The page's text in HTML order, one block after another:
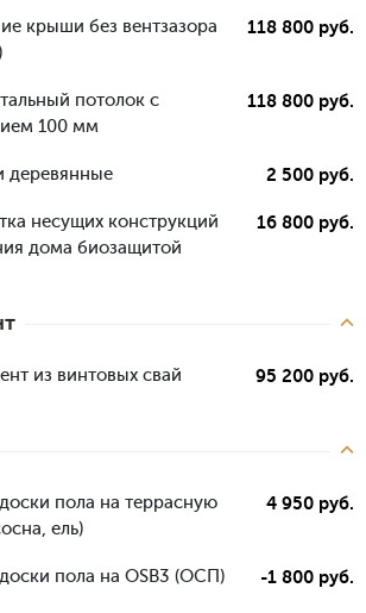
крыши без вентзазора
118 800 руб.
потолок с
100 мм
118 800 руб.
деревянные 2 500 руб.
несущих конструкций
дома биозащитой
16 800 руб.
из винтовых свай 95 200 руб.
пола на террасную
ель)
4 950 руб.
пола на OSB3 (ОСП) -1 800 руб.